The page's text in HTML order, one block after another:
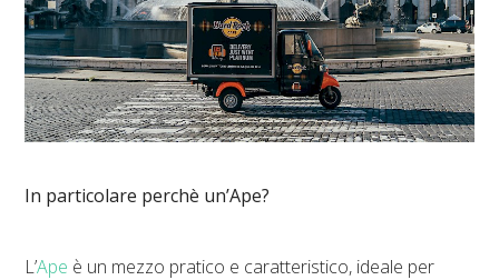
In particolare perchè un’Ape?
L’Ape è un mezzo pratico e caratteristico, ideale per